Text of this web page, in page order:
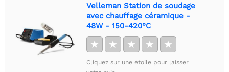
Velleman Station de soudage
avec chauffage céramique -
48W - 150-420°C
★ ★ ★ ★ ★
Cliquez sur une étoile pour laisser